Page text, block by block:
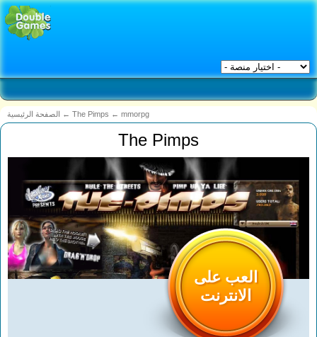
الصفحة الرئيسية ← The Pimps ← mmorpg
The Pimps
العب على
الانترنت